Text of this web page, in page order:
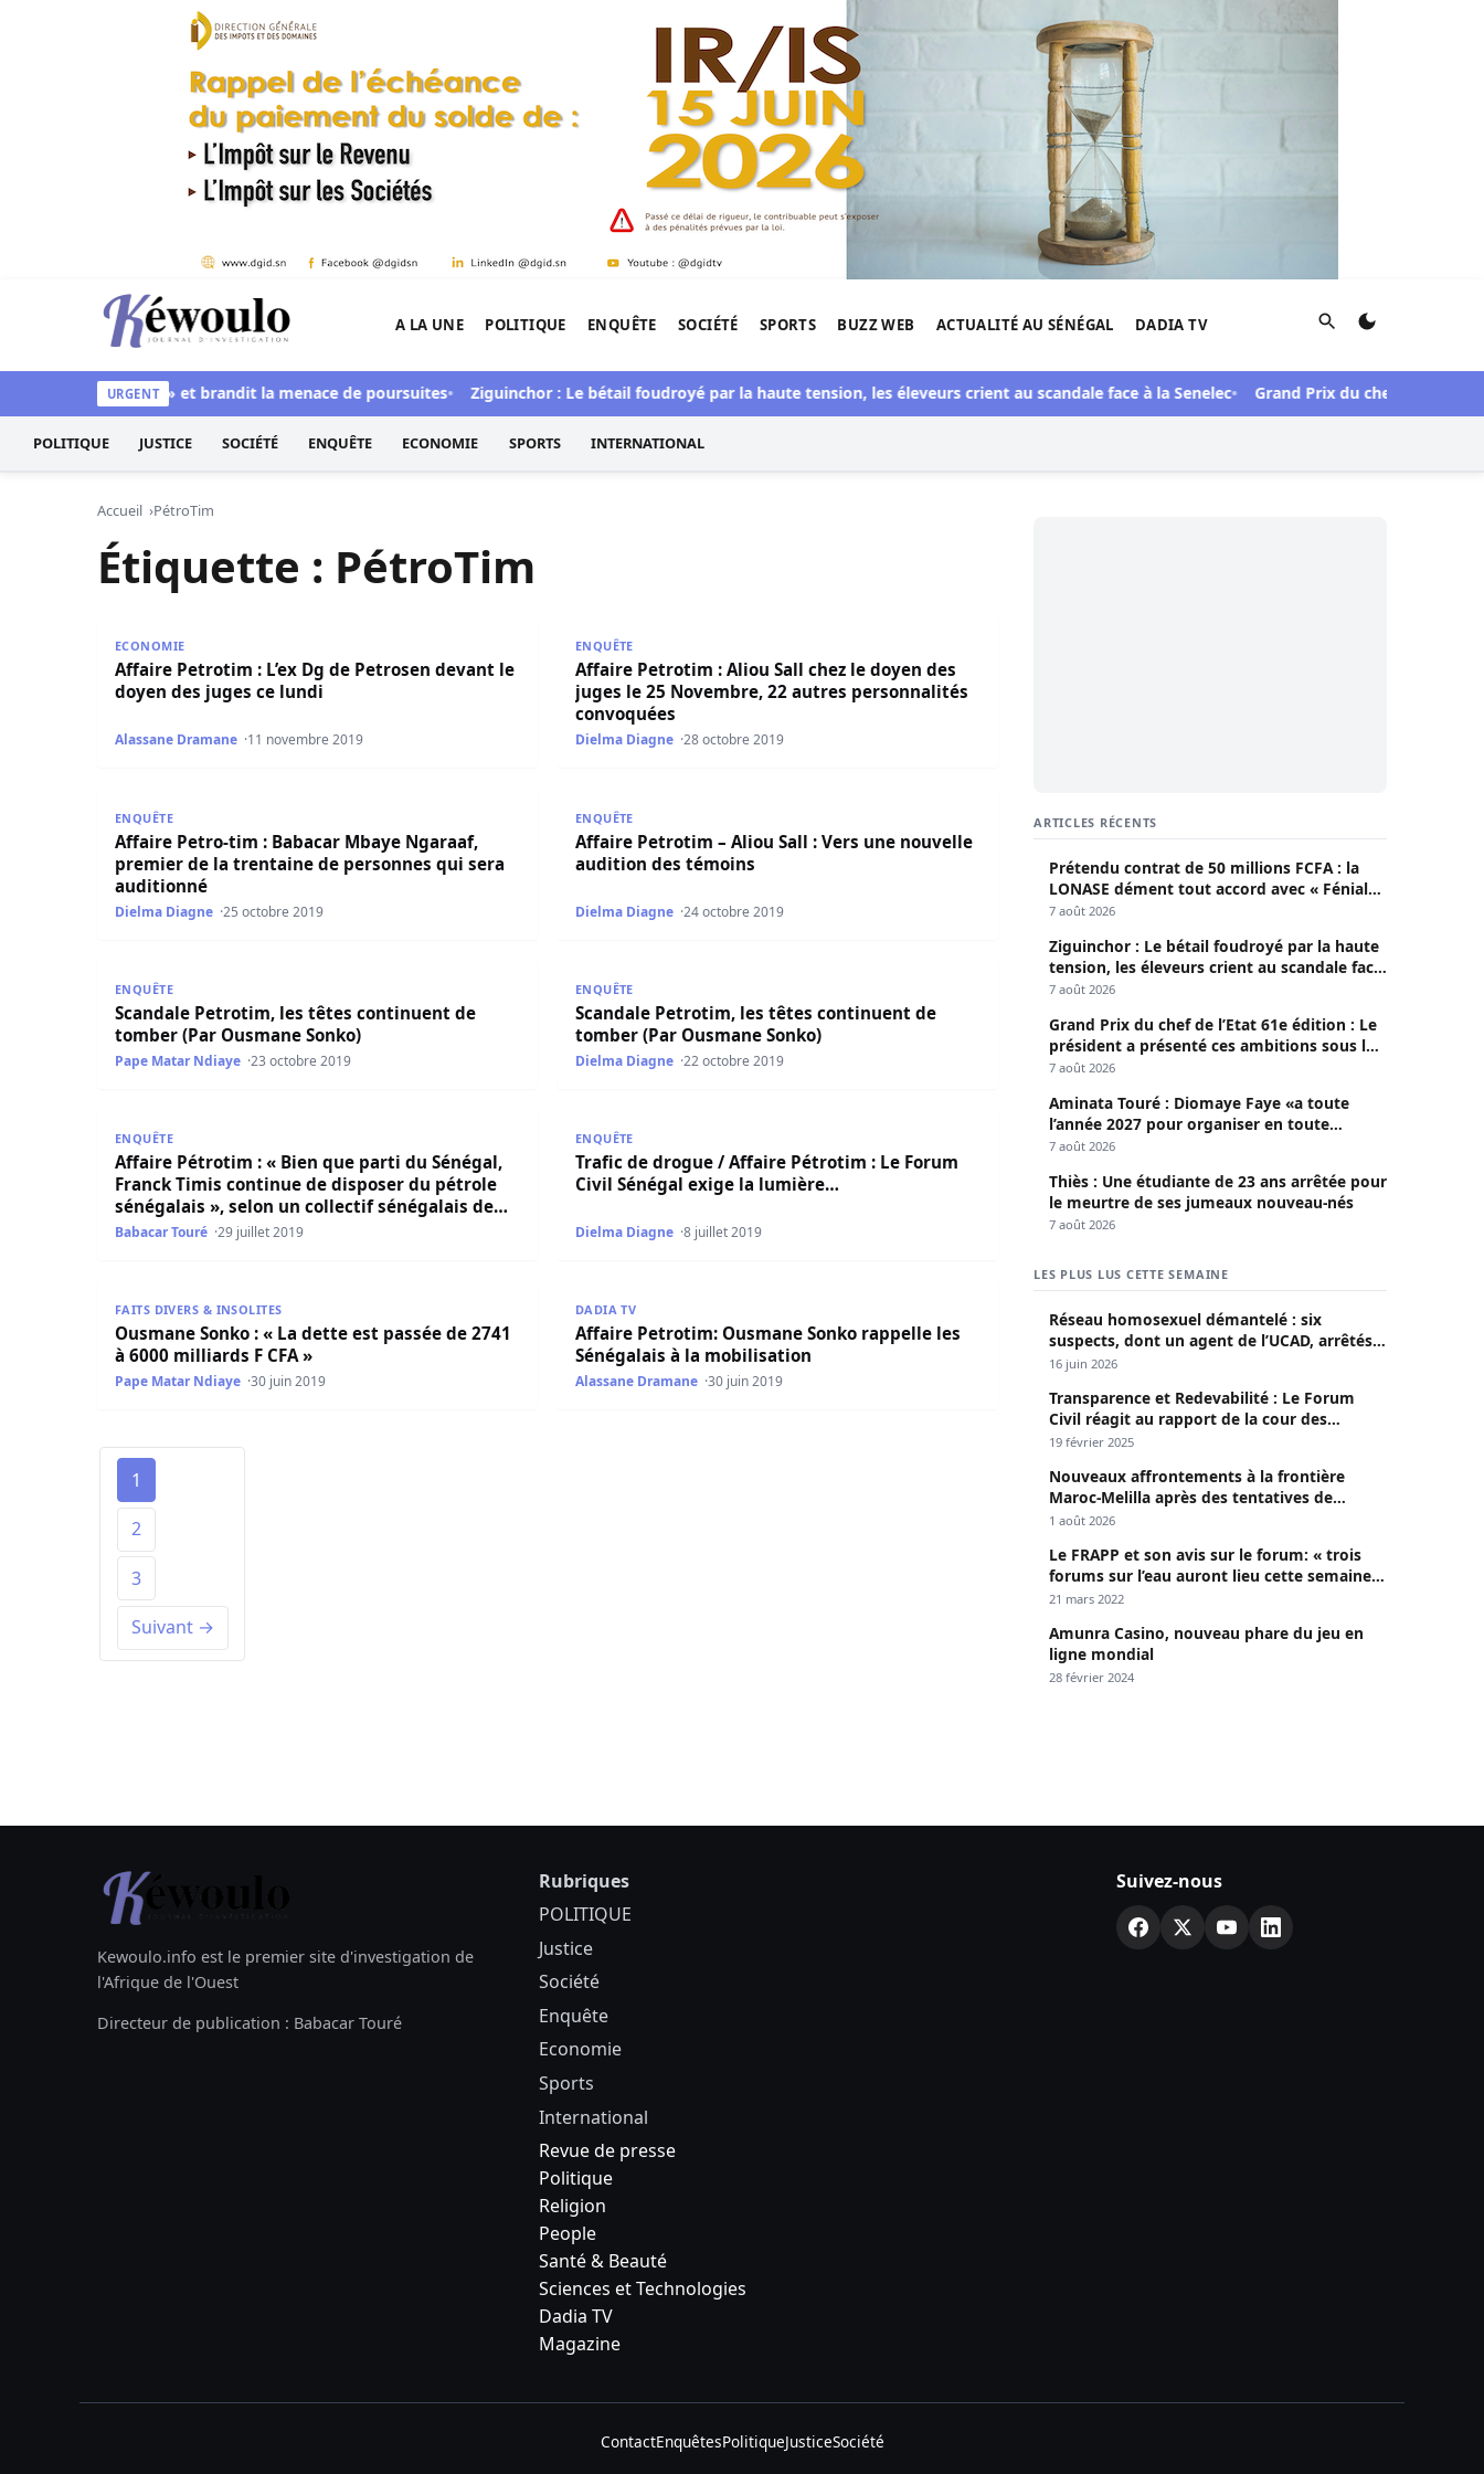
Aller au contenu
Kéwoulo, le premier site d'information et d'investigation de l'Afrique.
A LA UNE POLITIQUE ENQUÊTE SOCIÉTÉ SPORTS BUZZ WEB ACTUALITÉ AU SÉNÉGAL DADIA TV Rechercher
URGENT
« Fénial Digital » et brandit la menace de poursuites Ziguinchor : Le bétail foudroyé par la haute tension, les éleveurs crient au scandale face à la Senelec Grand Prix du chef de l’Etat 61e
POLITIQUE JUSTICE SOCIÉTÉ ENQUÊTE ECONOMIE SPORTS INTERNATIONAL
Accueil PétroTim
Étiquette : PétroTim
ECONOMIE
Affaire Petrotim : L’ex Dg de Petrosen devant le
doyen des juges ce lundi
Alassane Dramane 11 novembre 2019
ENQUÊTE
Affaire Petrotim : Aliou Sall chez le doyen des
juges le 25 Novembre, 22 autres personnalités
convoquées
Dielma Diagne 28 octobre 2019
ENQUÊTE
Affaire Petro-tim : Babacar Mbaye Ngaraaf,
premier de la trentaine de personnes qui sera
auditionné
Dielma Diagne 25 octobre 2019
ENQUÊTE
Affaire Petrotim – Aliou Sall : Vers une nouvelle
audition des témoins
Dielma Diagne 24 octobre 2019
ENQUÊTE
Scandale Petrotim, les têtes continuent de
tomber (Par Ousmane Sonko)
Pape Matar Ndiaye 23 octobre 2019
Scandale Petrotim, les têtes continuent de tomber (Par Ousmane Sonko)
ENQUÊTE
Scandale Petrotim, les têtes continuent de
tomber (Par Ousmane Sonko)
Dielma Diagne 22 octobre 2019
Affaire Pétrotim : « Bien que parti du Sénégal, Franck Timis continue de disposer du pétrole sénégalais », selon un collectif sénégalais de France
ENQUÊTE
Affaire Pétrotim : « Bien que parti du Sénégal,
Franck Timis continue de disposer du pétrole
sénégalais », selon un collectif sénégalais de
France
Babacar Touré 29 juillet 2019
Trafic de drogue / Affaire Pétrotim : Le Forum Civil Sénégal exige la lumière…
ENQUÊTE
Trafic de drogue / Affaire Pétrotim : Le Forum
Civil Sénégal exige la lumière…
Dielma Diagne 8 juillet 2019
FAITS DIVERS & INSOLITES
Ousmane Sonko : « La dette est passée de 2741
à 6000 milliards F CFA »
Pape Matar Ndiaye 30 juin 2019
Affaire Petrotim: Ousmane Sonko rappelle les Sénégalais à la mobilisation
DADIA TV
Affaire Petrotim: Ousmane Sonko rappelle les
Sénégalais à la mobilisation
Alassane Dramane 30 juin 2019
1
2
3
Suivant →
ARTICLES RÉCENTS
Prétendu contrat de 50 millions FCFA : la
LONASE dément tout accord avec « Fénial
Digital » et brandit la menace de poursuites
7 août 2026
Ziguinchor : Le bétail foudroyé par la haute
tension, les éleveurs crient au scandale face
à la Senelec
7 août 2026
Grand Prix du chef de l’Etat 61e édition : Le
président a présenté ces ambitions sous le
thème du fair-play
7 août 2026
Aminata Touré : Diomaye Faye «a toute
l’année 2027 pour organiser en toute
légalité» les élections locales
7 août 2026
Thiès : Une étudiante de 23 ans arrêtée pour
le meurtre de ses jumeaux nouveau-nés
7 août 2026
LES PLUS LUS CETTE SEMAINE
Réseau homosexuel démantelé : six
suspects, dont un agent de l’UCAD, arrêtés à
Keur Massar ; l’un avoue avoir propagé le
16 juin 2026
Transparence et Redevabilité : Le Forum
Civil réagit au rapport de la cour des
comptes
19 février 2025
Nouveaux affrontements à la frontière
Maroc-Melilla après des tentatives de
passage
1 août 2026
Le FRAPP et son avis sur le forum: « trois
forums sur l’eau auront lieu cette semaine à
Dakar »
21 mars 2022
Amunra Casino, nouveau phare du jeu en
ligne mondial
28 février 2024
Kewoulo.info est le premier site d'investigation de
l'Afrique de l'Ouest
Directeur de publication : Babacar Touré
Rubriques
POLITIQUE
Justice
Société
Enquête
Economie
Sports
International
Revue de presse
Politique
Religion
People
Santé & Beauté
Sciences et Technologies
Dadia TV
Magazine
Suivez-nous
ContactEnquêtesPolitiqueJusticeSociété